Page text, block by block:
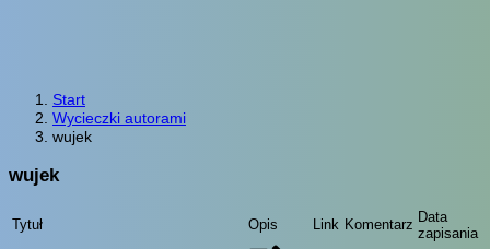
Start
Wycieczki autorami
wujek
wujek
Tytuł Opis Link Komentarz Data
zapisania